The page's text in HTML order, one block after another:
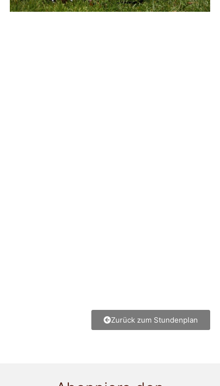
Zurück zum Stundenplan